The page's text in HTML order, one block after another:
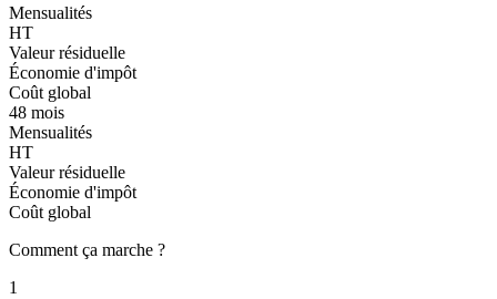
Mensualités
HT
Valeur résiduelle
Économie d'impôt
Coût global
48 mois
Mensualités
HT
Valeur résiduelle
Économie d'impôt
Coût global
Comment ça marche ?
1